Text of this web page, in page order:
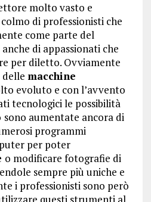
molto vasto e
di professionisti che
come parte del
di appassionati che
per diletto. Ovviamente
macchine
evoluto e con l’avvento
tecnologici le possibilità
sono aumentate ancora di
programmi
per poter
o modificare fotografie di
sempre più uniche e
i professionisti sono però